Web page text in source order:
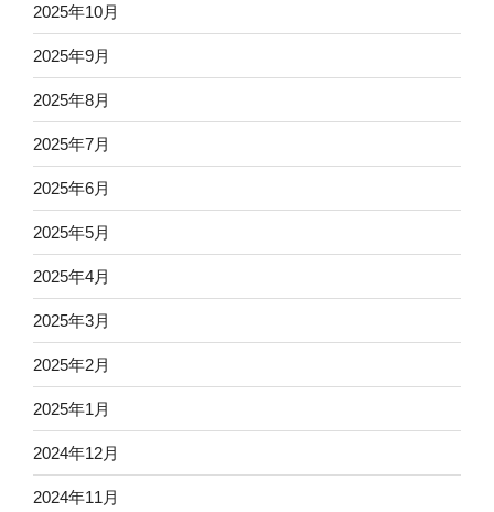
2025年10月
2025年9月
2025年8月
2025年7月
2025年6月
2025年5月
2025年4月
2025年3月
2025年2月
2025年1月
2024年12月
2024年11月